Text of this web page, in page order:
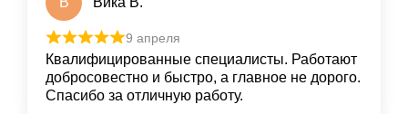
9 апреля
Квалифицированные специалисты. Работают
добросовестно и быстро, а главное не дорого.
Спасибо за отличную работу.